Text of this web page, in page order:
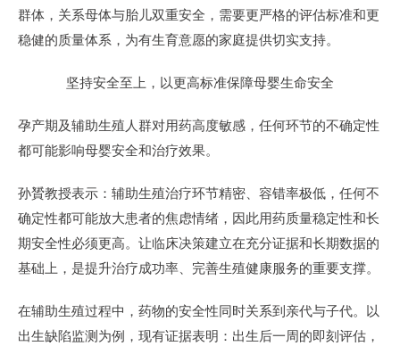
群体，关系母体与胎儿双重安全，需要更严格的评估标准和更
稳健的质量体系，为有生育意愿的家庭提供切实支持。
坚持安全至上，以更高标准保障母婴生命安全
孕产期及辅助生殖人群对用药高度敏感，任何环节的不确定性
都可能影响母婴安全和治疗效果。
孙贇教授表示：辅助生殖治疗环节精密、容错率极低，任何不
确定性都可能放大患者的焦虑情绪，因此用药质量稳定性和长
期安全性必须更高。让临床决策建立在充分证据和长期数据的
基础上，是提升治疗成功率、完善生殖健康服务的重要支撑。
在辅助生殖过程中，药物的安全性同时关系到亲代与子代。以
出生缺陷监测为例，现有证据表明：出生后一周的即刻评估，